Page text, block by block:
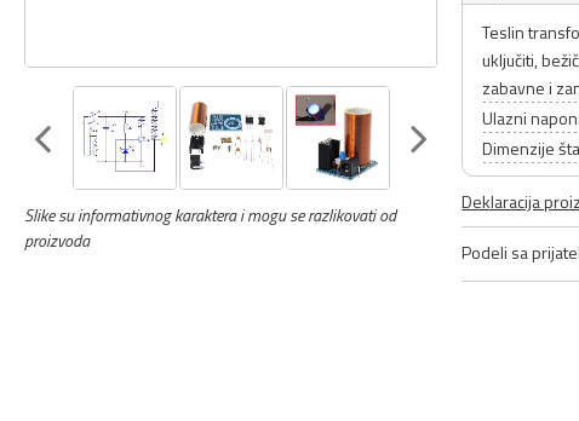
Slike su informativnog karaktera i mogu se razlikovati od
proizvoda
Teslin
uključiti,
zabavne i
Ulazni
Dimenzije
Deklaracija
Podeli sa